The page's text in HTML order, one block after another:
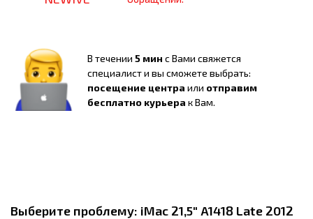
В течении 5 мин с Вами свяжется
специалист и вы сможете выбрать:
посещение центра или отправим
бесплатно курьера к Вам.
Выберите проблему: iMac 21,5" A1418 Late 2012